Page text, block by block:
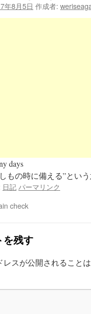
年8月5日 作成者:
days
もの時に備える”という
日記 パーマリンク
check
を残す
レスが公開されることは